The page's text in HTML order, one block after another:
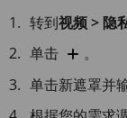
转到视频 > 隐
单击
。
单击新遮罩并